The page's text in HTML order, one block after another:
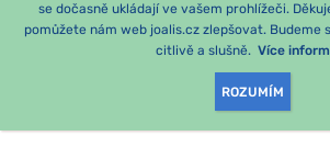
se dočasně ukládají ve vašem prohlížeči.
pomůžete nám web joalis.cz zlepšovat. Budeme
citlivě a slušně. Více
ROZUMÍM
OMLOUVÁME
TATO